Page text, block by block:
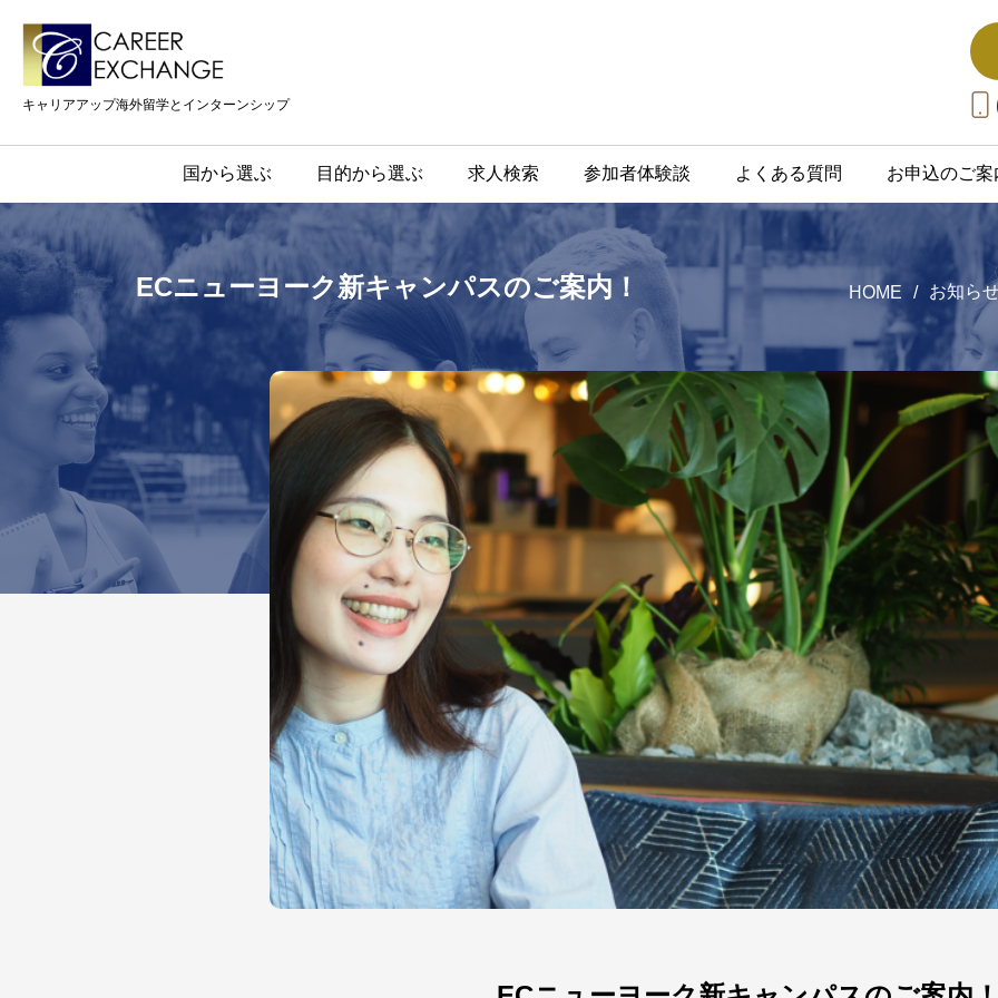
キャリアアップ海外留学とインターンシップ
国から選ぶ 目的から選ぶ 求人検索 参加者体験談 よくある質問 お申込のご案
ECニューヨーク新キャンパスのご案内！ HOME / お知ら